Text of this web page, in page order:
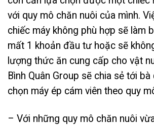
với quy mô chăn nuôi của mình.
chiếc máy không phù hợp sẽ làm
mất 1 khoản đầu tư hoặc sẽ
lượng thức ăn cung cấp cho vật
Bình Quân Group sẽ chia sẻ tới
chọn máy ép cám viên theo quy
– Với những quy mô chăn nuôi